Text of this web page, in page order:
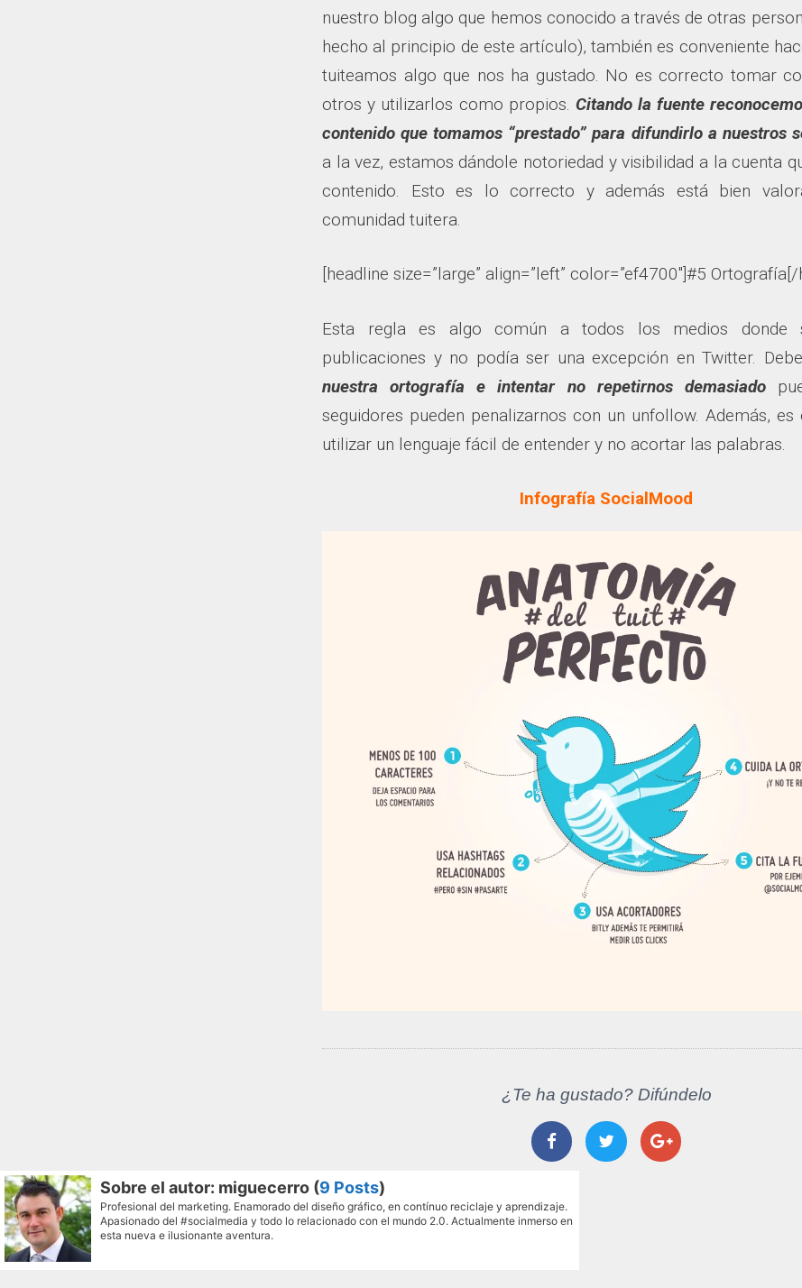
nuestro blog algo que hemos conocido a través de otras
hecho al principio de este artículo), también es conveniente
tuiteamos algo que nos ha gustado. No es correcto tomar
otros y utilizarlos como propios. Citando la fuente
contenido que tomamos “prestado” para difundirlo a nuestros
a la vez, estamos dándole notoriedad y visibilidad a la cuenta
contenido. Esto es lo correcto y además está bien
comunidad tuitera.
[headline size=”large” align=”left” color=”ef4700″]#5 Ortografía[/
Esta regla es algo común a todos los medios donde
publicaciones y no podía ser una excepción en Twitter.
nuestra ortografía e intentar no repetirnos demasiado
seguidores pueden penalizarnos con un unfollow. Además, es
utilizar un lenguaje fácil de entender y no acortar las palabras.
Infografía SocialMood
¿Te ha gustado? Difúndelo
Sobre el autor: miguecerro (9 Posts)
Profesional del marketing. Enamorado del diseño gráfico, en contínuo reciclaje y aprendizaje.
Apasionado del #socialmedia y todo lo relacionado con el mundo 2.0. Actualmente inmerso en
esta nueva e ilusionante aventura.